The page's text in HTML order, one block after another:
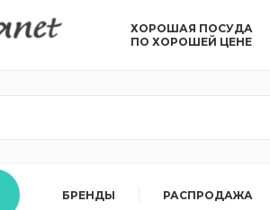
ХОРОШАЯ ПОСУДА
ПО ХОРОШЕЙ ЦЕНЕ
БРЕНДЫ РАСПРОДАЖА